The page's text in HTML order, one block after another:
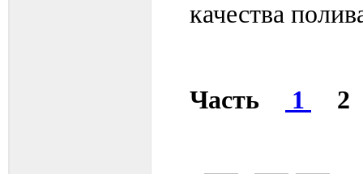
качества
Часть 1 2